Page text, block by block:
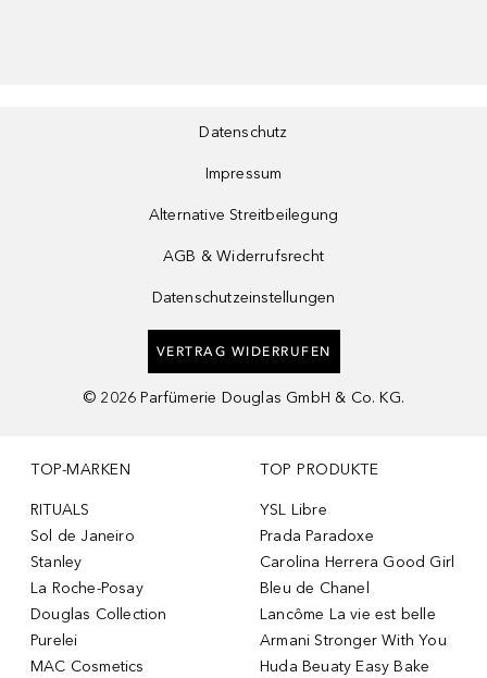
Datenschutz
Impressum
Alternative Streitbeilegung
AGB & Widerrufsrecht
Datenschutzeinstellungen
VERTRAG WIDERRUFEN
© 2026 Parfümerie Douglas GmbH & Co. KG.
TOP-MARKEN
RITUALS
Sol de Janeiro
Stanley
La Roche-Posay
Douglas Collection
Purelei
MAC Cosmetics
TOP PRODUKTE
YSL Libre
Prada Paradoxe
Carolina Herrera Good Girl
Bleu de Chanel
Lancôme La vie est belle
Armani Stronger With You
Huda Beuaty Easy Bake